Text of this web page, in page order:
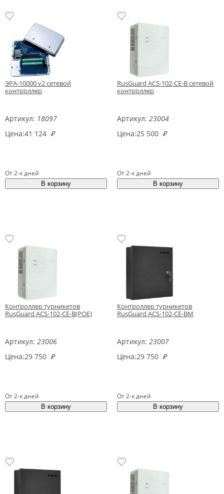
ЭРА-10000 v2 сетевой
контроллер
Артикул: 18097
Цена:41 124 ₽
От 2-х дней
RusGuard ACS-102-CE-B сетевой
контроллер
Артикул: 23004
Цена:25 500 ₽
От 2-х дней
Контроллер турникетов
RusGuard ACS-102-CE-B(POE)
Артикул: 23006
Цена:29 750 ₽
От 2-х дней
Контроллер турникетов
RusGuard ACS-102-CE-BM
Артикул: 23007
Цена:29 750 ₽
От 2-х дней